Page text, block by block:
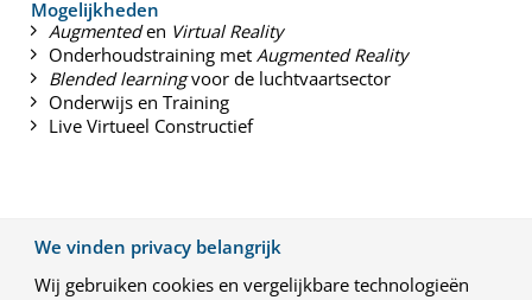
Mogelijkheden
Augmenteden Virtual Reality
Onderhoudstraining met Augmented Reality
Blended learningvoor de luchtvaartsector
Onderwijs en Training
Live Virtueel Constructief
We vinden privacy belangrijk
Wij gebruiken cookies en vergelijkbare technologieën